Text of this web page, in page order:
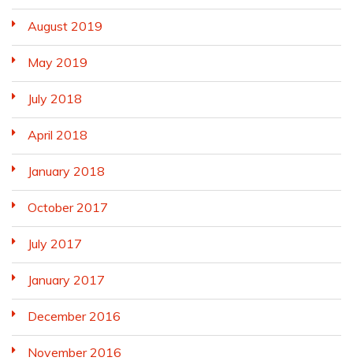
August 2019
May 2019
July 2018
April 2018
January 2018
October 2017
July 2017
January 2017
December 2016
November 2016